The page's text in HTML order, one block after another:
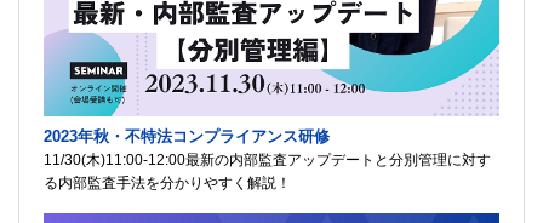
2023年秋・不特法コンプライアンス研修
11/30(木)11:00-12:00最新の内部監査アップデートと分別管理に対す
る内部監査手法を分かりやすく解説！